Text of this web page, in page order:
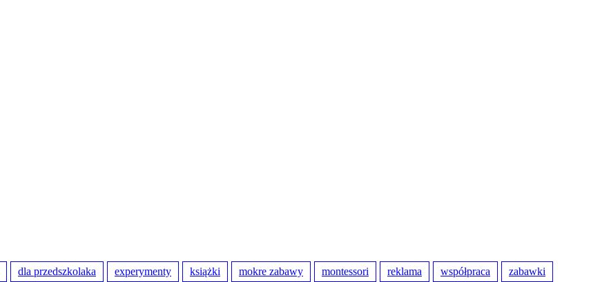
dla przedszkolaka experymenty książki mokre zabawy montessori reklama współpraca zabawki